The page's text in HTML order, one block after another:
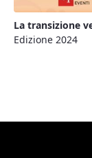
La transizione
Edizione 2024